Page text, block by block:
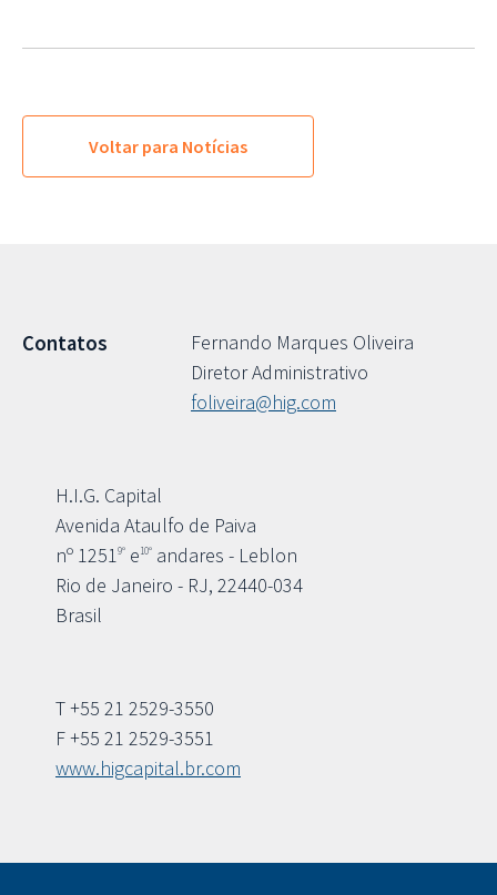
Voltar para Notícias
Contatos
Fernando Marques Oliveira
Diretor Administrativo
foliveira@hig.com
H.I.G. Capital
Avenida Ataulfo de Paiva
nº 12519º e10º andares - Leblon
Rio de Janeiro - RJ, 22440-034
Brasil
T +55 21 2529-3550
F +55 21 2529-3551
www.higcapital.br.com